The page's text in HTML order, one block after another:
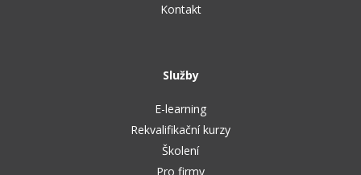
Kontakt
Služby
E-learning
Rekvalifikační kurzy
Školení
Pro firmy